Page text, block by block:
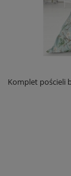
Komplet pościeli